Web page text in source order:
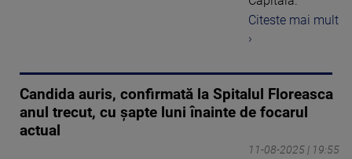
Citeste mai mult
›
Candida auris, confirmată la Spitalul Floreasca
anul trecut, cu şapte luni înainte de focarul
actual
11-08-2025 | 19:55